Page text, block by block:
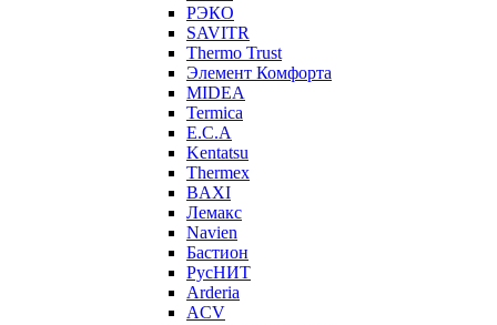
РЭКО
SAVITR
Thermo Trust
Элемент Комфорта
MIDEA
Termica
E.C.A
Kentatsu
Thermex
BAXI
Лемакс
Navien
Бастион
РусНИТ
Arderia
ACV